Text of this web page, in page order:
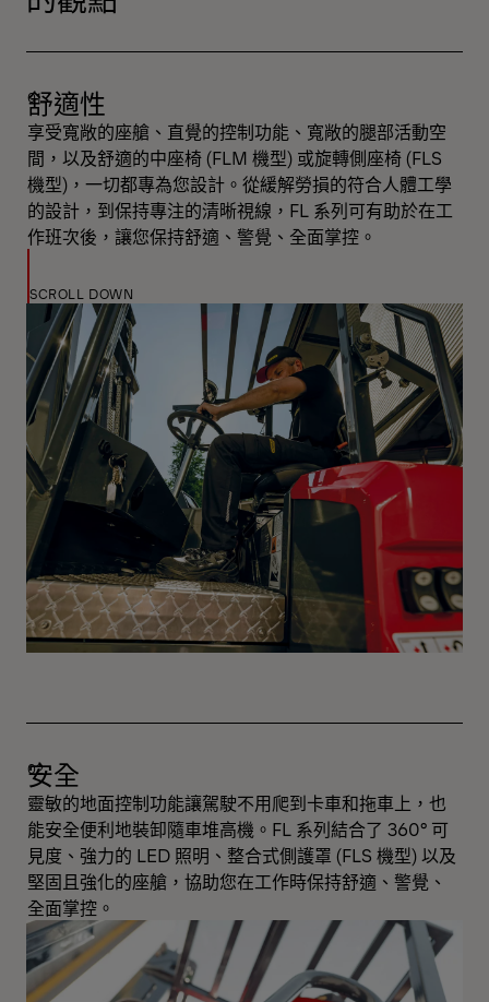
舒適性
享受寬敞的座艙、直覺的控制功能、寬敞的腿部活動空
間，以及舒適的中座椅 (FLM 機型) 或旋轉側座椅 (FLS
機型)，一切都專為您設計。從緩解勞損的符合人體工學
的設計，到保持專注的清晰視線，FL 系列可有助於在工
作班次後，讓您保持舒適、警覺、全面掌控。
SCROLL DOWN
安全
靈敏的地面控制功能讓駕駛不用爬到卡車和拖車上，也
能安全便利地裝卸隨車堆高機。FL 系列結合了 360° 可
見度、強力的 LED 照明、整合式側護罩 (FLS 機型) 以及
堅固且強化的座艙，協助您在工作時保持舒適、警覺、
全面掌控。